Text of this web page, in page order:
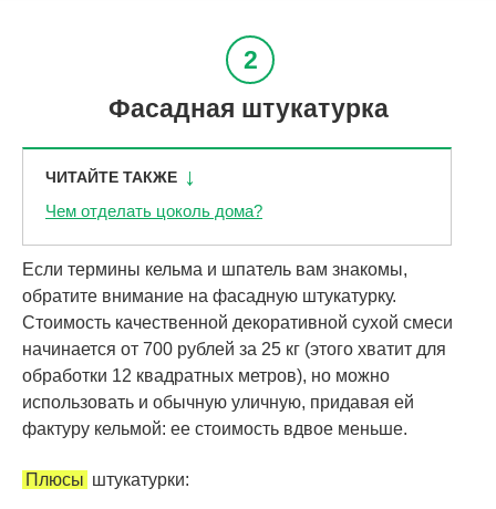
Фасадная штукатурка
ЧИТАЙТЕ ТАКЖЕ
Чем отделать цоколь дома?
Если термины кельма и шпатель вам знакомы,
обратите внимание на фасадную штукатурку.
Стоимость качественной декоративной сухой смеси
начинается от 700 рублей за 25 кг (этого хватит для
обработки 12 квадратных метров), но можно
использовать и обычную уличную, придавая ей
фактуру кельмой: ее стоимость вдвое меньше.
Плюсы штукатурки: